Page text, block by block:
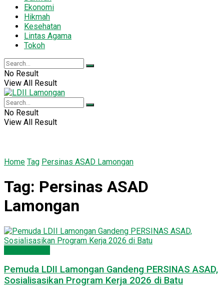
Ekonomi
Hikmah
Kesehatan
Lintas Agama
Tokoh
No Result
View All Result
No Result
View All Result
Home Tag Persinas ASAD Lamongan
Tag: Persinas ASAD
Lamongan
Pemuda LDII Lamongan Gandeng PERSINAS ASAD,
Sosialisasikan Program Kerja 2026 di Batu